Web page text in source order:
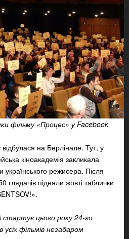
фільму «Процес» у Facebook
на Берлінале. Тут, у
кіноакадемія закликала
українського режисера. Після
глядачів підняли жовті таблички
цього року 24-го
усіх фільмів незабаром